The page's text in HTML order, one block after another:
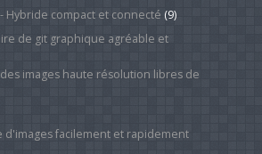
Hybride compact et connecté (9)
de git graphique agréable et
images haute résolution libres de
d'images facilement et rapidement